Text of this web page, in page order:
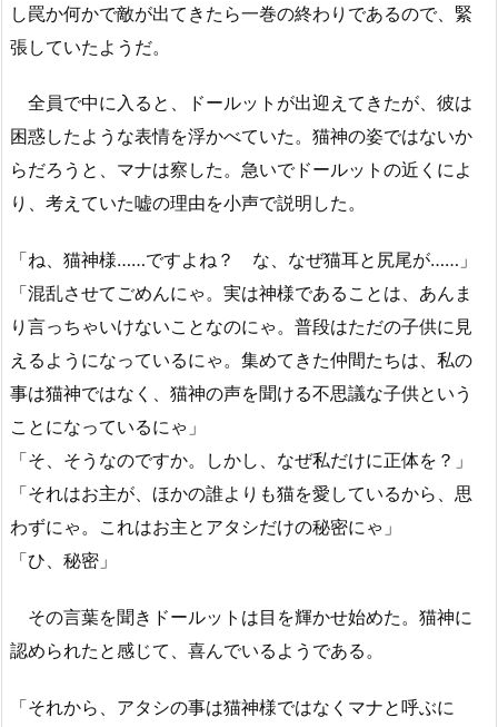
し罠か何かで敵が出てきたら一巻の終わりであるので、緊
張していたようだ。
全員で中に入ると、ドールットが出迎えてきたが、彼は
困惑したような表情を浮かべていた。猫神の姿ではないか
らだろうと、マナは察した。急いでドールットの近くによ
り、考えていた嘘の理由を小声で説明した。
「ね、猫神様……ですよね？ な、なぜ猫耳と尻尾が……」
「混乱させてごめんにゃ。実は神様であることは、あんま
り言っちゃいけないことなのにゃ。普段はただの子供に見
えるようになっているにゃ。集めてきた仲間たちは、私の
事は猫神ではなく、猫神の声を聞ける不思議な子供という
ことになっているにゃ」
「そ、そうなのですか。しかし、なぜ私だけに正体を？」
「それはお主が、ほかの誰よりも猫を愛しているから、思
わずにゃ。これはお主とアタシだけの秘密にゃ」
「ひ、秘密」
その言葉を聞きドールットは目を輝かせ始めた。猫神に
認められたと感じて、喜んでいるようである。
「それから、アタシの事は猫神様ではなくマナと呼ぶに